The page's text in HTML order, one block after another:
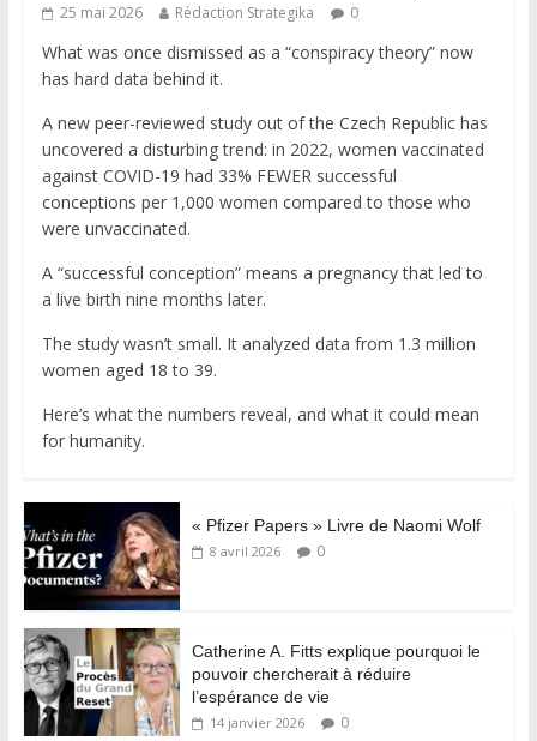
25 mai 2026 Rédaction Strategika 0
What was once dismissed as a “conspiracy theory” now
has hard data behind it.
A new peer-reviewed study out of the Czech Republic has
uncovered a disturbing trend: in 2022, women vaccinated
against COVID-19 had 33% FEWER successful
conceptions per 1,000 women compared to those who
were unvaccinated.
A “successful conception” means a pregnancy that led to
a live birth nine months later.
The study wasn’t small. It analyzed data from 1.3 million
women aged 18 to 39.
Here’s what the numbers reveal, and what it could mean
for humanity.
« Pfizer Papers » Livre de Naomi Wolf
8 avril 2026 0
Catherine A. Fitts explique pourquoi le
pouvoir chercherait à réduire
l’espérance de vie
14 janvier 2026 0